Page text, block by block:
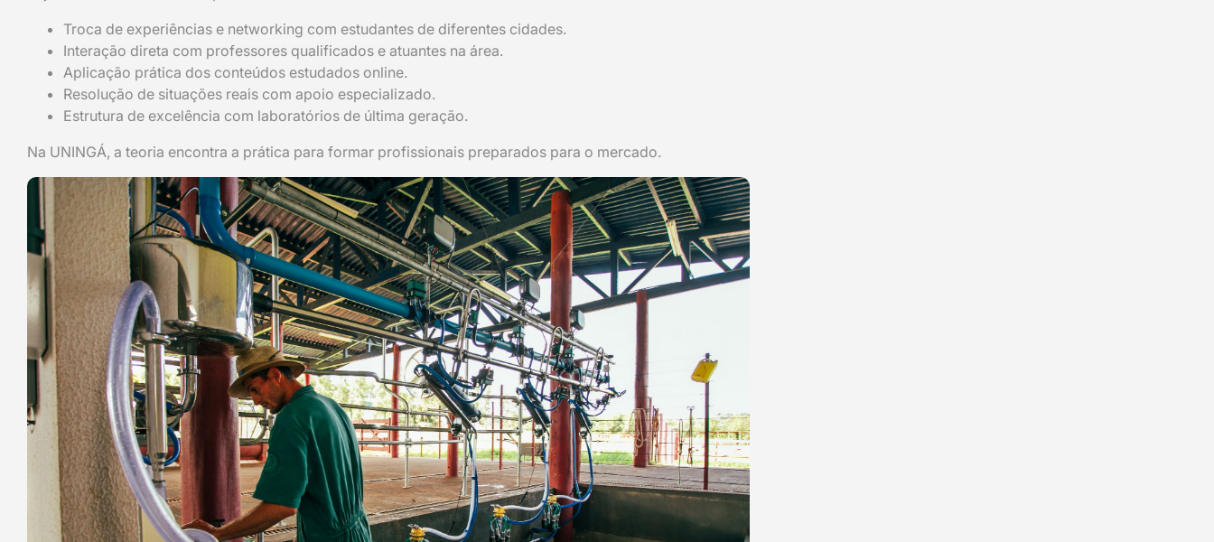
Troca de experiências e networking com estudantes de diferentes cidades.
Interação direta com professores qualificados e atuantes na área.
Aplicação prática dos conteúdos estudados online.
Resolução de situações reais com apoio especializado.
Estrutura de excelência com laboratórios de última geração.
Na UNINGÁ, a teoria encontra a prática para formar profissionais preparados para o mercado.